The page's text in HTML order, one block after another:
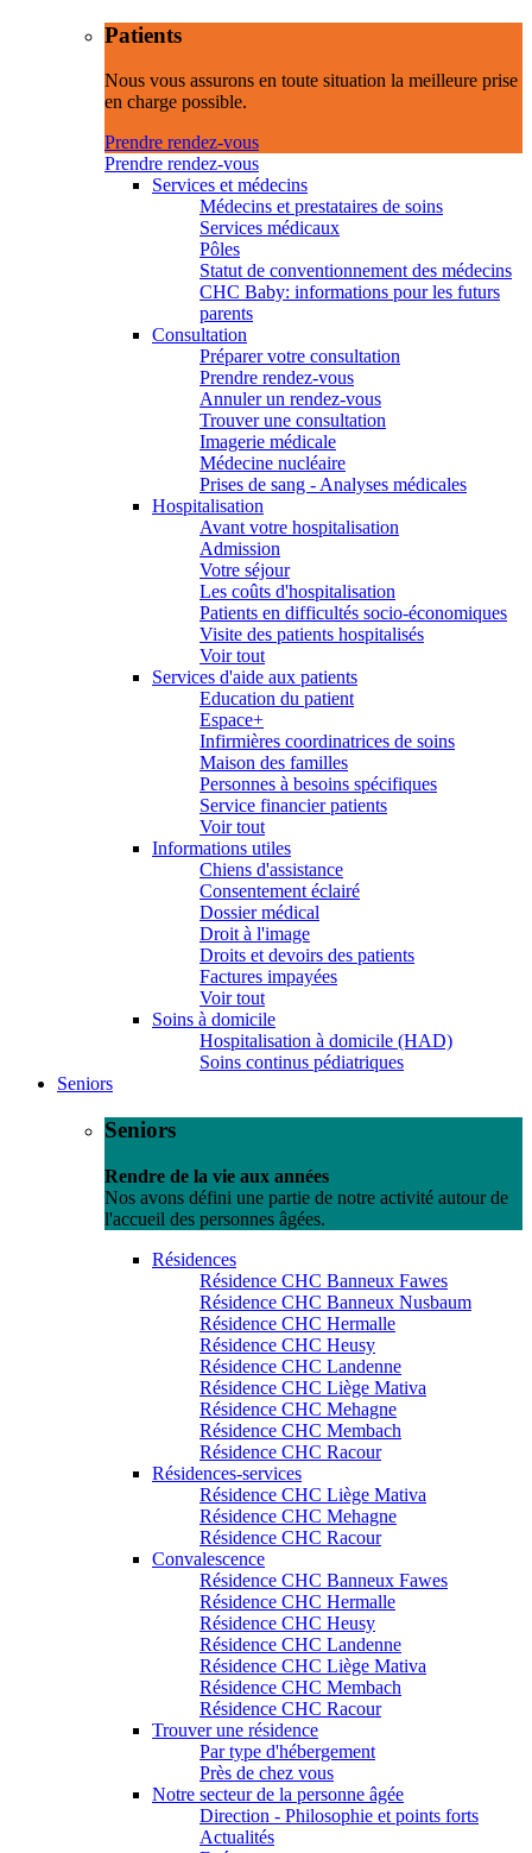
Patients
Nous vous assurons en toute situation la meilleure prise
en charge possible.
Prendre rendez-vous
Prendre rendez-vous
Services et médecins
Médecins et prestataires de soins
Services médicaux
Pôles
Statut de conventionnement des médecins
CHC Baby: informations pour les futurs
parents
Consultation
Préparer votre consultation
Prendre rendez-vous
Annuler un rendez-vous
Trouver une consultation
Imagerie médicale
Médecine nucléaire
Prises de sang - Analyses médicales
Hospitalisation
Avant votre hospitalisation
Admission
Votre séjour
Les coûts d'hospitalisation
Patients en difficultés socio-économiques
Visite des patients hospitalisés
Voir tout
Services d'aide aux patients
Education du patient
Espace+
Infirmières coordinatrices de soins
Maison des familles
Personnes à besoins spécifiques
Service financier patients
Voir tout
Informations utiles
Chiens d'assistance
Consentement éclairé
Dossier médical
Droit à l'image
Droits et devoirs des patients
Factures impayées
Voir tout
Soins à domicile
Hospitalisation à domicile (HAD)
Soins continus pédiatriques
Seniors
Seniors
Rendre de la vie aux années
Nos avons défini une partie de notre activité autour de
l'accueil des personnes âgées.
Résidences
Résidence CHC Banneux Fawes
Résidence CHC Banneux Nusbaum
Résidence CHC Hermalle
Résidence CHC Heusy
Résidence CHC Landenne
Résidence CHC Liège Mativa
Résidence CHC Mehagne
Résidence CHC Membach
Résidence CHC Racour
Résidences-services
Résidence CHC Liège Mativa
Résidence CHC Mehagne
Résidence CHC Racour
Convalescence
Résidence CHC Banneux Fawes
Résidence CHC Hermalle
Résidence CHC Heusy
Résidence CHC Landenne
Résidence CHC Liège Mativa
Résidence CHC Membach
Résidence CHC Racour
Trouver une résidence
Par type d'hébergement
Près de chez vous
Notre secteur de la personne âgée
Direction - Philosophie et points forts
Actualités